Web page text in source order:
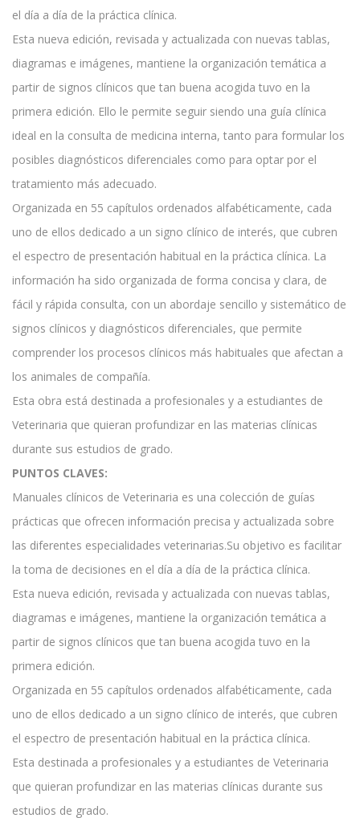
el día a día de la práctica clínica.
Esta nueva edición, revisada y actualizada con nuevas tablas,
diagramas e imágenes, mantiene la organización temática a
partir de signos clínicos que tan buena acogida tuvo en la
primera edición. Ello le permite seguir siendo una guía clínica
ideal en la consulta de medicina interna, tanto para formular los
posibles diagnósticos diferenciales como para optar por el
tratamiento más adecuado.
Organizada en 55 capítulos ordenados alfabéticamente, cada
uno de ellos dedicado a un signo clínico de interés, que cubren
el espectro de presentación habitual en la práctica clínica. La
información ha sido organizada de forma concisa y clara, de
fácil y rápida consulta, con un abordaje sencillo y sistemático de
signos clínicos y diagnósticos diferenciales, que permite
comprender los procesos clínicos más habituales que afectan a
los animales de compañía.
Esta obra está destinada a profesionales y a estudiantes de
Veterinaria que quieran profundizar en las materias clínicas
durante sus estudios de grado.
PUNTOS CLAVES:
Manuales clínicos de Veterinaria es una colección de guías
prácticas que ofrecen información precisa y actualizada sobre
las diferentes especialidades veterinarias.Su objetivo es facilitar
la toma de decisiones en el día a día de la práctica clínica.
Esta nueva edición, revisada y actualizada con nuevas tablas,
diagramas e imágenes, mantiene la organización temática a
partir de signos clínicos que tan buena acogida tuvo en la
primera edición.
Organizada en 55 capítulos ordenados alfabéticamente, cada
uno de ellos dedicado a un signo clínico de interés, que cubren
el espectro de presentación habitual en la práctica clínica.
Esta destinada a profesionales y a estudiantes de Veterinaria
que quieran profundizar en las materias clínicas durante sus
estudios de grado.